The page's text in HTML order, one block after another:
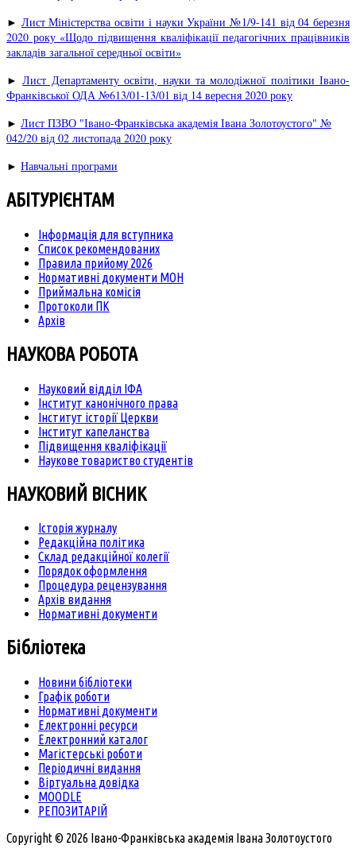
► Лист Міністерства освіти і науки України №1/9-141 від 04 березня
2020 року «Щодо підвищення кваліфікації педагогічних працівників
закладів загальної середньої освіти»
►Лист Департаменту освіти, науки та молодіжної політики Івано-
Франківської ОДА №613/01-13/01 від 14 вересня 2020 року
► Лист ПЗВО "Івано-Франківська академія Івана Золотоустого" №
042/20 від 02 листопада 2020 року
► Навчальні програми
АБІТУРІЄНТАМ
Інформація для вступника
Список рекомендованих
Правила прийому 2026
Нормативні документи МОН
Приймальна комісія
Протоколи ПК
Архів
НАУКОВА РОБОТА
Науковий відділ ІФА
Інститут канонічного права
Інститут історії Церкви
Інститут капеланства
Підвищення кваліфікації
Наукове товариство студентів
НАУКОВИЙ ВІСНИК
Історія журналу
Редакційна політика
Склад редакційної колегії
Порядок оформлення
Процедура рецензування
Архів видання
Нормативні документи
Бібліотека
Новини бібліотеки
Графік роботи
Нормативні документи
Електронні ресурси
Електронний каталог
Магістерські роботи
Періодичні видання
Віртуальна довідка
MOODLE
РЕПОЗИТАРІЙ
Copyright © 2026 Івано-Франківська академія Івана Золотоустого